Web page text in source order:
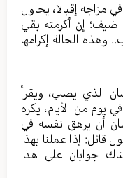
مزاجه إقبالا، يحاول
ضيف؛ إن أكرمته بقي
الحالة إكرامها
الذي يصلي، ويقرأ
يوم من الأيام، يكره
أن يرهق نفسه في
قائل: إذا عملنا بهذا
جوابان على هذا